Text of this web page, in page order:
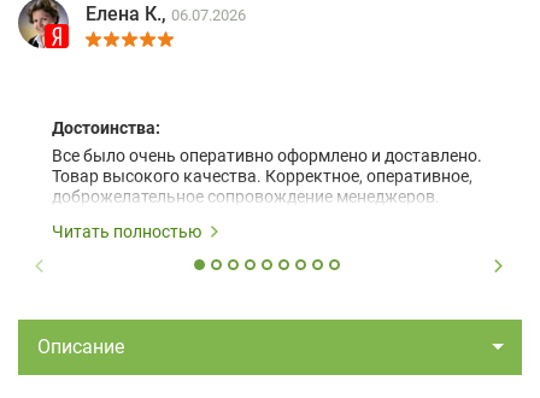
Елена К., 06.07.2026
Достоинства:
Все было очень оперативно оформлено и доставлено.
Товар высокого качества. Корректное, оперативное,
доброжелательное сопровождение менеджеров.
Читать полностью
Описание